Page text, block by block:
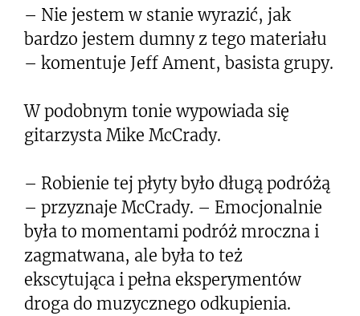
– Nie jestem w stanie wyrazić, jak
bardzo jestem dumny z tego materiału
– komentuje Jeff Ament, basista grupy.
W podobnym tonie wypowiada się
gitarzysta Mike McCrady.
– Robienie tej płyty było długą podróżą
– przyznaje McCrady. – Emocjonalnie
była to momentami podróż mroczna i
zagmatwana, ale była to też
ekscytująca i pełna eksperymentów
droga do muzycznego odkupienia.